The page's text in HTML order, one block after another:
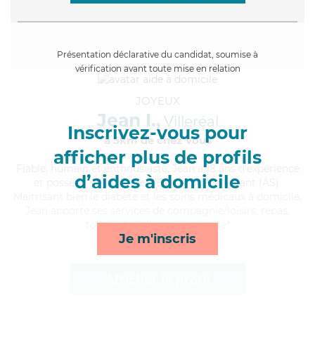
Présentation déclarative du candidat, soumise à
vérification avant toute mise en relation
Inscrivez-vous pour
afficher plus de profils
d’aides à domicile
Je m'inscris
JOYEUX
Jean I., Villeréal
à 5km de chez Vous
, humain et enthousiaste, Jean a 18 ans d'expérience
et possède un diplôme d'Etat d'aide-soignant (AS).
toilette/habillage et ménage*